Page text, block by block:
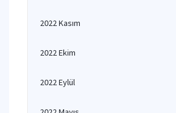
2022 Kasım
2022 Ekim
2022 Eylül